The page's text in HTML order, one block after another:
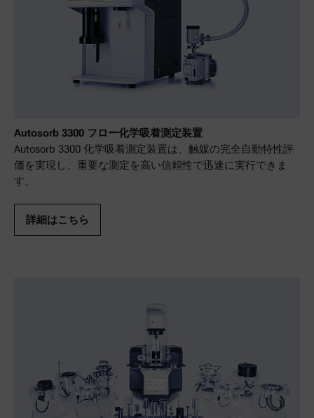
Autosorb 3300 フロー化学吸着測定装置
Autosorb 3300 化学吸着測定装置は、触媒の完全自動特性評
価を実現し、重要な測定を高い信頼性で迅速に実行できま
す。
詳細はこちら